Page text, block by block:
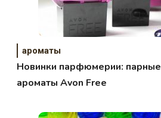
ароматы
Новинки парфюмерии: парные
ароматы Avon Free